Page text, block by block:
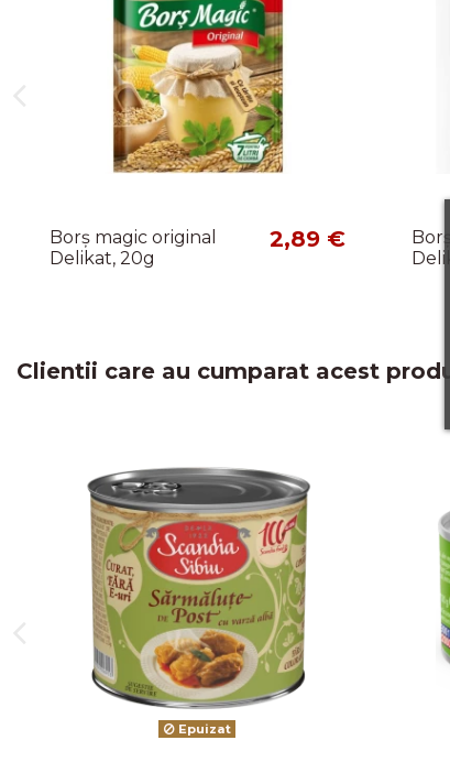
Borș magic original
Delikat, 20g
2,89 €
Clientii care au cumparat acest
Epuizat